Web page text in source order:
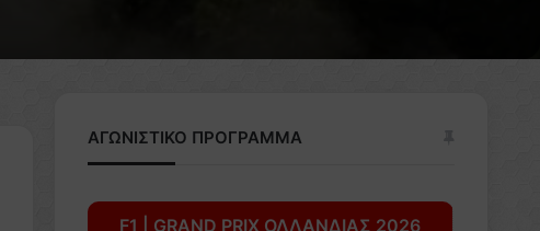
ΑΓΩΝΙΣΤΙΚΟ ΠΡΟΓΡΑΜΜΑ
F1 | GRAND PRIX ΟΛΛΑΝΔΙΑΣ 2026